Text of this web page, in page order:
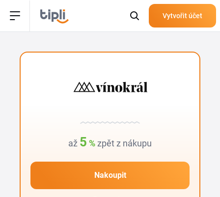
Vytvořit účet
až 5 % zpět z nákupu
Nakoupit